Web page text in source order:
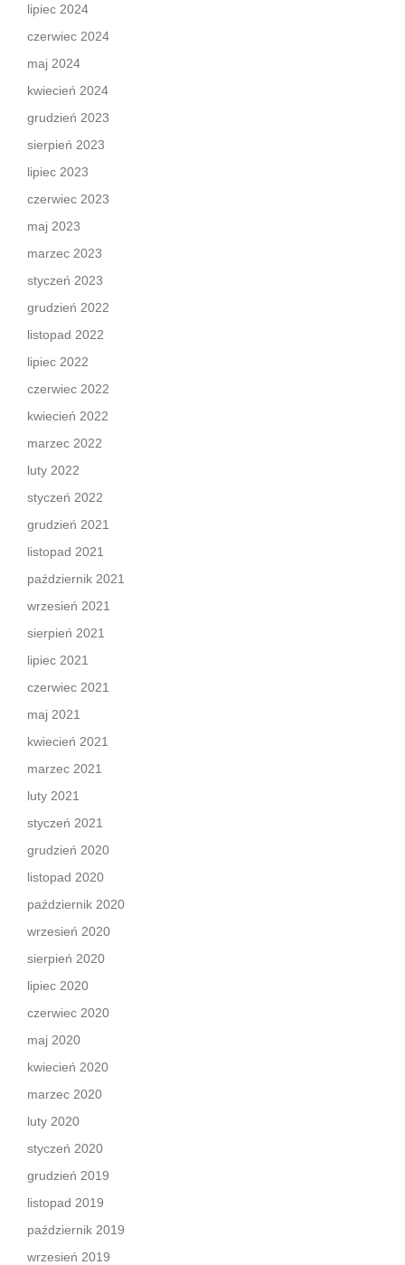
lipiec 2024
czerwiec 2024
maj 2024
kwiecień 2024
grudzień 2023
sierpień 2023
lipiec 2023
czerwiec 2023
maj 2023
marzec 2023
styczeń 2023
grudzień 2022
listopad 2022
lipiec 2022
czerwiec 2022
kwiecień 2022
marzec 2022
luty 2022
styczeń 2022
grudzień 2021
listopad 2021
październik 2021
wrzesień 2021
sierpień 2021
lipiec 2021
czerwiec 2021
maj 2021
kwiecień 2021
marzec 2021
luty 2021
styczeń 2021
grudzień 2020
listopad 2020
październik 2020
wrzesień 2020
sierpień 2020
lipiec 2020
czerwiec 2020
maj 2020
kwiecień 2020
marzec 2020
luty 2020
styczeń 2020
grudzień 2019
listopad 2019
październik 2019
wrzesień 2019